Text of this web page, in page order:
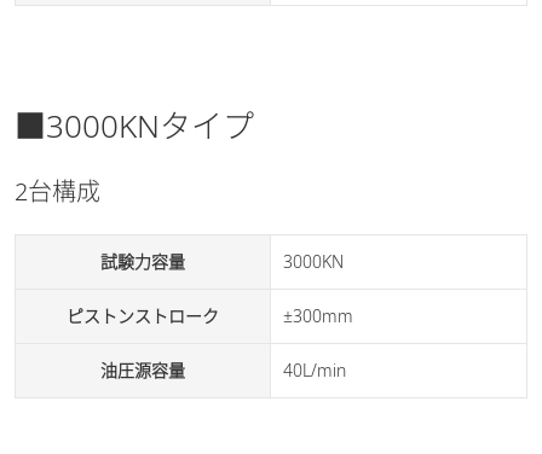
■3000KNタイプ
2台構成
試験力容量 3000KN
ピストンストローク ±300mm
油圧源容量 40L/min